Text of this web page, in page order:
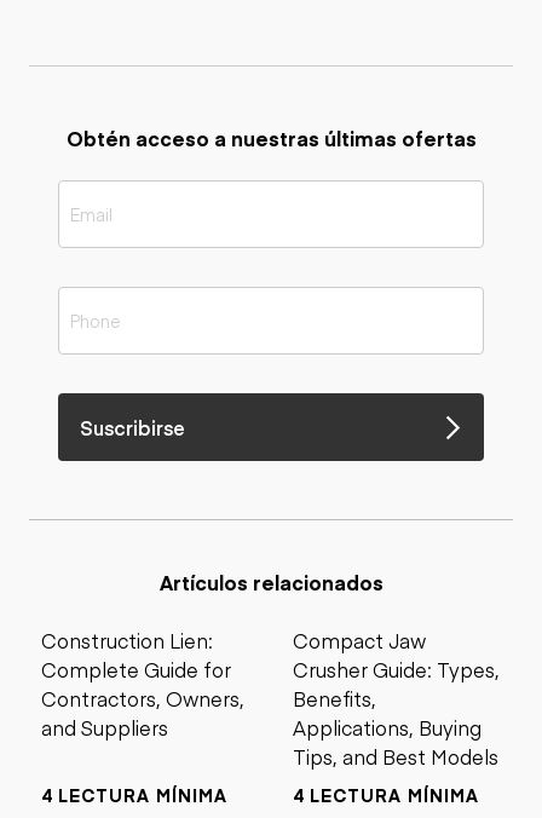
Obtén acceso a nuestras últimas ofertas
Suscribirse
Artículos relacionados
Construction Lien:
Complete Guide for
Contractors, Owners,
and Suppliers
4 LECTURA MÍNIMA
Compact Jaw
Crusher Guide: Types,
Benefits,
Applications, Buying
Tips, and Best Models
4 LECTURA MÍNIMA